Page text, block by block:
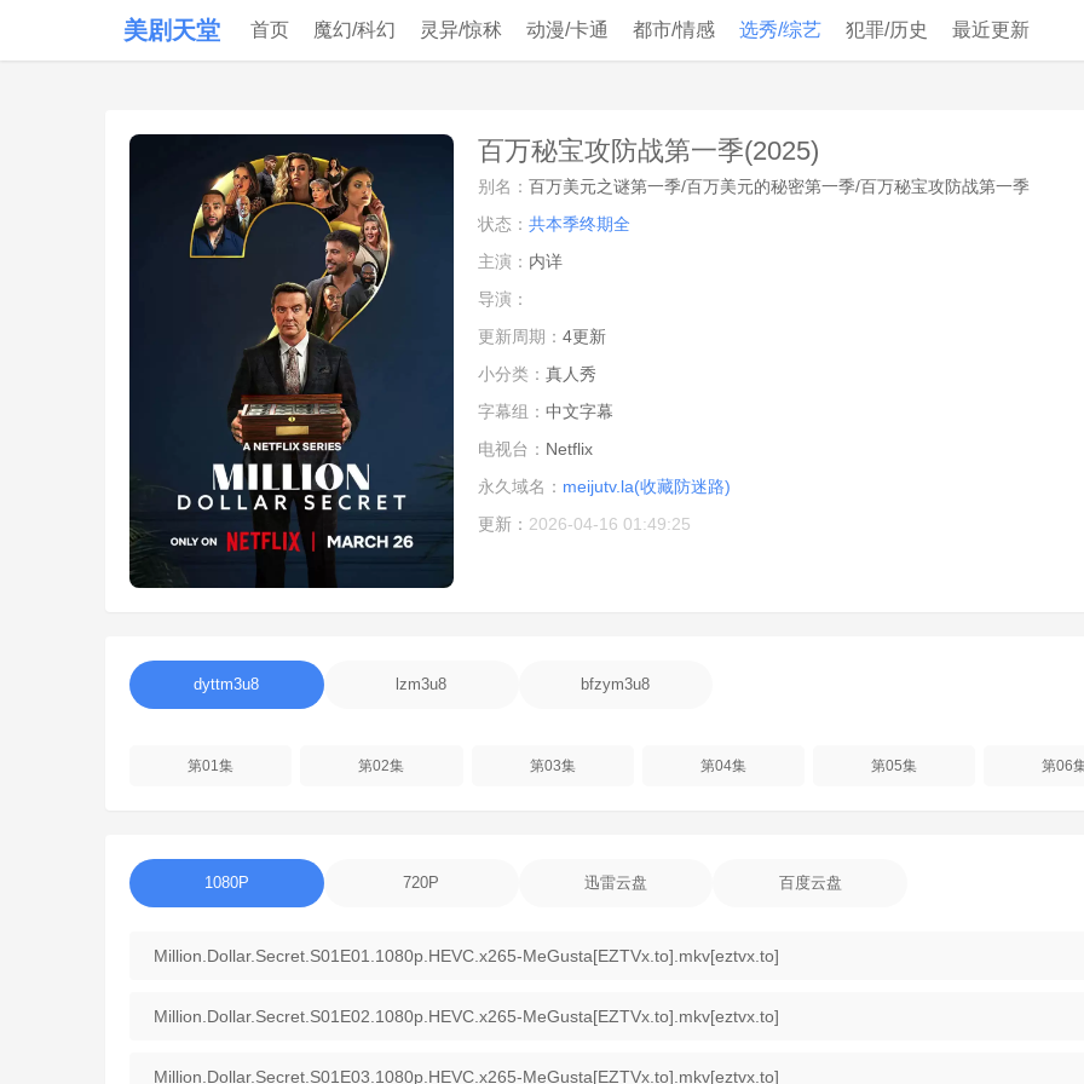
美剧天堂 首页 魔幻/科幻 灵异/惊秫 动漫/卡通 都市/情感 选秀/综艺 犯罪/历史 最近更新
百万秘宝攻防战第一季(2025)
别名： 百万美元之谜第一季/百万美元的秘密第一季/百万秘宝攻防战第一季
状态： 共本季终期全
主演： 内详
导演：
更新周期： 4更新
小分类： 真人秀
字幕组： 中文字幕
电视台： Netflix
永久域名： meijutv.la(收藏防迷路)
更新： 2026-04-16 01:49:25
dyttm3u8 lzm3u8 bfzym3u8
第01集 第02集 第03集 第04集 第05集 第06
1080P 720P 迅雷云盘 百度云盘
Million.Dollar.Secret.S01E01.1080p.HEVC.x265-MeGusta[EZTVx.to].mkv[eztvx.to]
Million.Dollar.Secret.S01E02.1080p.HEVC.x265-MeGusta[EZTVx.to].mkv[eztvx.to]
Million.Dollar.Secret.S01E03.1080p.HEVC.x265-MeGusta[EZTVx.to].mkv[eztvx.to]